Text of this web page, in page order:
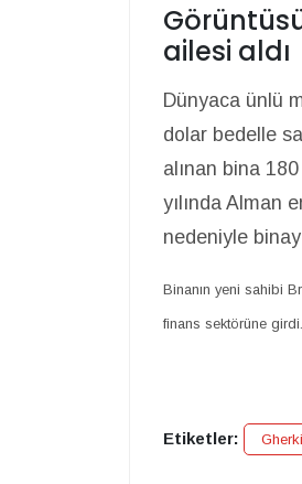
ailesi aldı
Dünyaca ünlü
dolar bedelle
alınan bina
yılında Alman
nedeniyle
Binanın yeni sahibi
finans sektörüne
Etiketler: